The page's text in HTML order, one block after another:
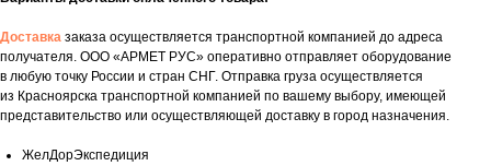
Доставка заказа осуществляется транспортной компанией до адреса
получателя. ООО «АРМЕТ РУС» оперативно отправляет оборудование
в любую точку России и стран СНГ. Отправка груза осуществляется
из Красноярска транспортной компанией по вашему выбору, имеющей
представительство или осуществляющей доставку в город назначения.
ЖелДорЭкспедиция